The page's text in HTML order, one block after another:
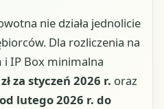
nie działa jednolicie
Dla rozliczenia na
IP Box minimalna
za styczeń 2026 r. oraz
lutego 2026 r. do